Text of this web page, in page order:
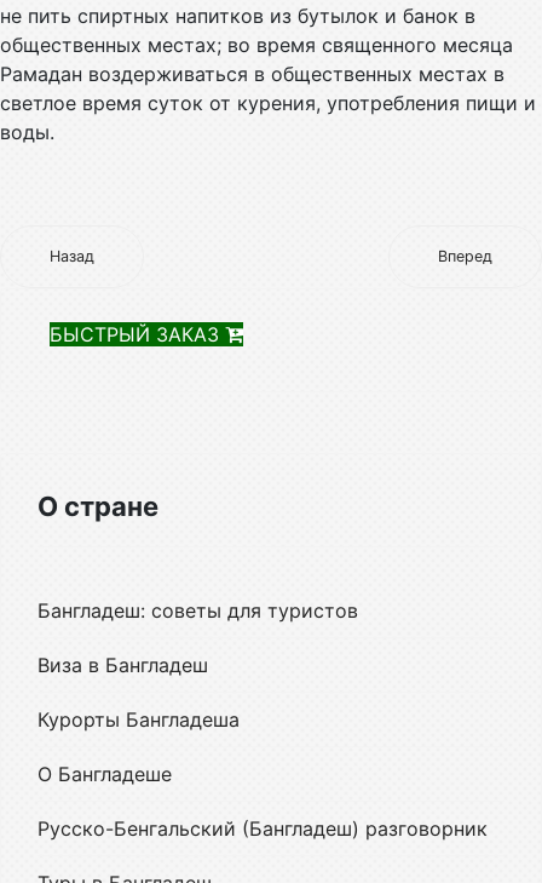
не пить спиртных напитков из бутылок и банок в
общественных местах; во время священного месяца
Рамадан воздерживаться в общественных местах в
светлое время суток от курения, употребления пищи и
воды.
Назад Вперед
БЫСТРЫЙ ЗАКАЗ
О стране
Бангладеш: советы для туристов
Виза в Бангладеш
Курорты Бангладеша
О Бангладеше
Русско-Бенгальский (Бангладеш) разговорник